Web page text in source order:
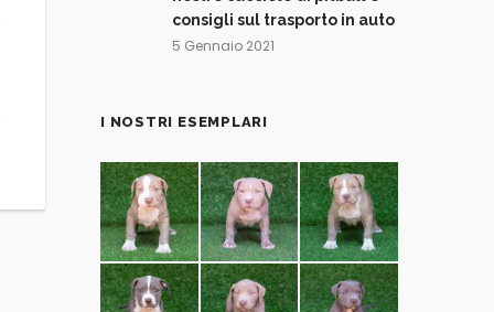
consigli sul trasporto in auto
5 Gennaio 2021
I NOSTRI ESEMPLARI